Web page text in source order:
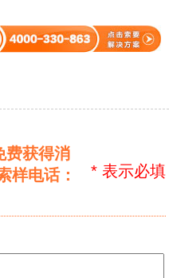
* 表示必填
费获得消
样电话：